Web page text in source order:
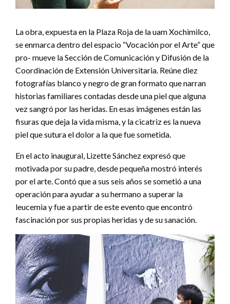
La obra, expuesta en la Plaza Roja de la uam Xochimilco,
se enmarca dentro del espacio “Vocación por el Arte” que
pro- mueve la Sección de Comunicación y Difusión de la
Coordinación de Extensión Universitaria. Reúne diez
fotografías blanco y negro de gran formato que narran
historias familiares contadas desde una piel que alguna
vez sangró por las heridas. En esas imágenes están las
fisuras que deja la vida misma, y la cicatriz es la nueva
piel que sutura el dolor a la que fue sometida.
En el acto inaugural, Lizette Sánchez expresó que
motivada por su padre, desde pequeña mostró interés
por el arte. Contó que a sus seis años se sometió a una
operación para ayudar a su hermano a superar la
leucemia y fue a partir de este evento que encontró
fascinación por sus propias heridas y de su sanación.